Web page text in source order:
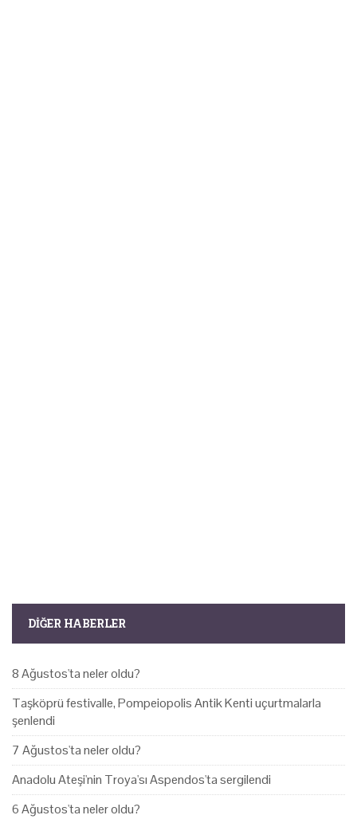
DIĞER HABERLER
8 Ağustos'ta neler oldu?
Taşköprü festivalle, Pompeiopolis Antik Kenti uçurtmalarla
şenlendi
7 Ağustos'ta neler oldu?
Anadolu Ateşi'nin Troya'sı Aspendos'ta sergilendi
6 Ağustos'ta neler oldu?